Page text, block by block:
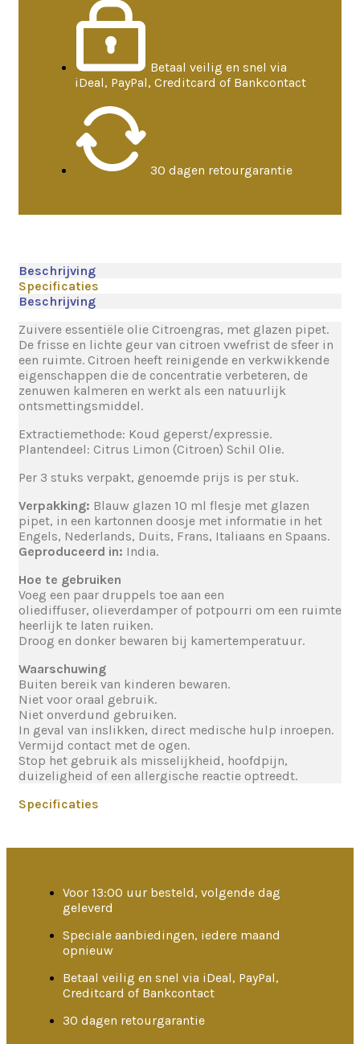
Betaal veilig en snel via
iDeal, PayPal, Creditcard of Bankcontact
30 dagen retourgarantie
Beschrijving
Specificaties
Beschrijving
Zuivere essentiële olie Citroengras, met glazen pipet.
De frisse en lichte geur van citroen vwefrist de sfeer in
een ruimte. Citroen heeft reinigende en verkwikkende
eigenschappen die de concentratie verbeteren, de
zenuwen kalmeren en werkt als een natuurlijk
ontsmettingsmiddel.
Extractiemethode: Koud geperst/expressie.
Plantendeel: Citrus Limon (Citroen) Schil Olie.
Per 3 stuks verpakt, genoemde prijs is per stuk.
Verpakking: Blauw glazen 10 ml flesje met glazen
pipet, in een kartonnen doosje met informatie in het
Engels, Nederlands, Duits, Frans, Italiaans en Spaans.
Geproduceerd in: India.
Hoe te gebruiken
Voeg een paar druppels toe aan een
oliediffuser, olieverdamper of potpourri om een ruimte
heerlijk te laten ruiken.
Droog en donker bewaren bij kamertemperatuur.
Waarschuwing
Buiten bereik van kinderen bewaren.
Niet voor oraal gebruik.
Niet onverdund gebruiken.
In geval van inslikken, direct medische hulp inroepen.
Vermijd contact met de ogen.
Stop het gebruik als misselijkheid, hoofdpijn,
duizeligheid of een allergische reactie optreedt.
Specificaties
Voor 13:00 uur besteld, volgende dag
geleverd
Speciale aanbiedingen, iedere maand
opnieuw
Betaal veilig en snel via iDeal, PayPal,
Creditcard of Bankcontact
30 dagen retourgarantie